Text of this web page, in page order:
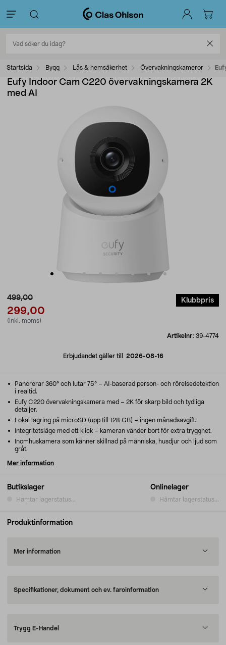
Startsida Bygg Lås & hemsäkerhet Övervakningskameror
Eufy Indoor Cam C220 övervakningskamera 2K
med AI
499,00
299,00
(inkl. moms)
Klubbpris
Artikelnr: 39-4774
Erbjudandet gäller till 2026-08-16
Butikslager
Hämtar lagerstatus...
Onlinelager
Hämtar lagerstatus...
Panorerar 360° och lutar 75° – AI-baserad person- och rörelsedetektion
i realtid.
Eufy C220 övervakningskamera med – 2K för skarp bild och tydliga
detaljer.
Lokal lagring på microSD (upp till 128 GB) – ingen månadsavgift.
Integritetsläge med ett klick – kameran vänder bort för extra trygghet.
Inomhuskamera som känner skillnad på människa, husdjur och ljud som
gråt.
Mer information
Produktinformation
Mer information
Specifikationer, dokument och ev. faroinformation
Trygg E-Handel